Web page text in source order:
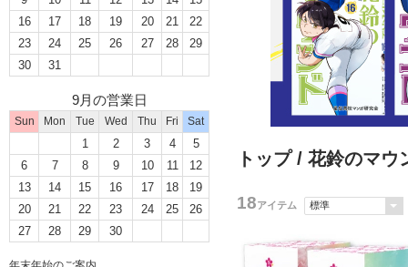
16
17 18 19 20 21
22
23
24 25 26 27 28
29
30
31
9月の営業日
Sun Mon Tue Wed Thu Fri Sat
1 2 3 4
5
6
7 8 9 10 11
12
13
14 15 16 17 18
19
20
21 22 23 24 25
26
27
28 29 30
トップ/ 花鈴のマウ
18アイテム